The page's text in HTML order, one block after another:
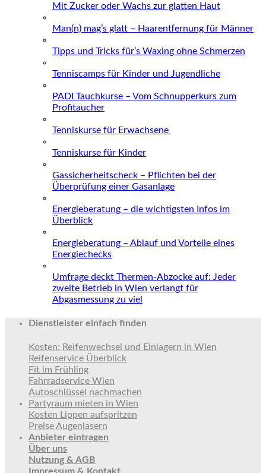
Mit Zucker oder Wachs zur glatten Haut
Man(n) mag’s glatt – Haarentfernung für Männer
Tipps und Tricks für’s Waxing ohne Schmerzen
Tenniscamps für Kinder und Jugendliche
PADI Tauchkurse – Vom Schnupperkurs zum
Profitaucher
Tenniskurse für Erwachsene
Tenniskurse für Kinder
Gassicherheitscheck – Pflichten bei der
Überprüfung einer Gasanlage
Energieberatung – die wichtigsten Infos im
Überblick
Energieberatung – Ablauf und Vorteile eines
Energiechecks
Umfrage deckt Thermen-Abzocke auf: Jeder
zweite Betrieb in Wien verlangt für
Abgasmessung zu viel
Dienstleister einfach finden
Kosten: Reifenwechsel und Einlagern in Wien
Reifenservice Überblick
Fit im Frühling
Fahrradservice Wien
Autoschlüssel nachmachen
Partyraum mieten in Wien
Kosten Lippen aufspritzen
Preise Augenlasern
Anbieter eintragen
Über uns
Nutzung & AGB